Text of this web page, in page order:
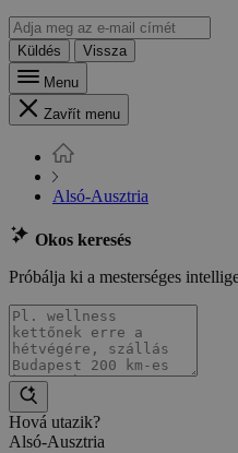
Küldés
Vissza
Menu
Zavřít menu
Alsó-Ausztria
Okos keresés
Próbálja ki a mesterséges
Hová utazik?
Alsó-Ausztria